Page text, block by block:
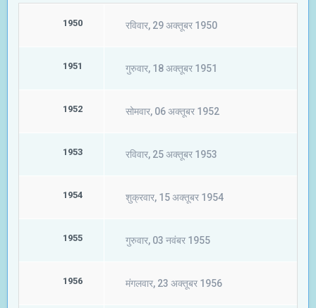
1950 रविवार, 29 अक्तूबर 1950
1951 गुरुवार, 18 अक्तूबर 1951
1952 सोमवार, 06 अक्तूबर 1952
1953 रविवार, 25 अक्तूबर 1953
1954 शुक्रवार, 15 अक्तूबर 1954
1955 गुरुवार, 03 नवंबर 1955
1956 मंगलवार, 23 अक्तूबर 1956